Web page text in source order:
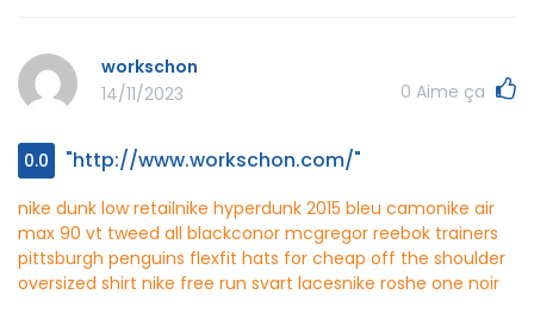
workschon
14/11/2023
0 Aime ça
0.0 "http://www.workschon.com/"
nike dunk low retailnike hyperdunk 2015 bleu camonike air
max 90 vt tweed all blackconor mcgregor reebok trainers
pittsburgh penguins flexfit hats for cheap off the shoulder
oversized shirt nike free run svart lacesnike roshe one noir